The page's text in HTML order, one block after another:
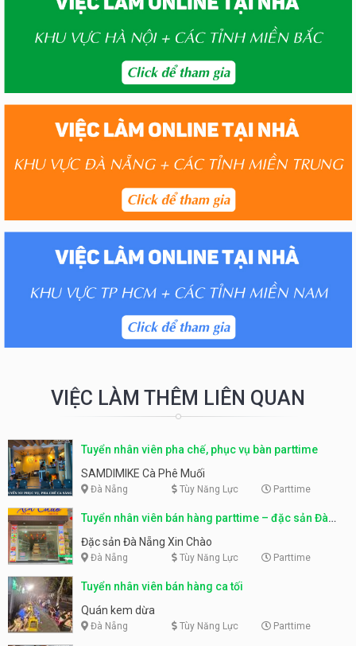
VIỆC LÀM THÊM LIÊN QUAN
Tuyển nhân viên pha chế, phục vụ bàn parttime
SAMDIMIKE Cà Phê Muối
Đà Nẵng Tùy Năng Lực Parttime
Tuyển nhân viên bán hàng parttime – đặc sản Đà
Nẵng
Đặc sản Đà Nẵng Xin Chào
Đà Nẵng Tùy Năng Lực Parttime
Tuyển nhân viên bán hàng ca tối
Quán kem dừa
Đà Nẵng Tùy Năng Lực Parttime